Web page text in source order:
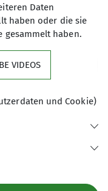
Daten
haben oder die sie
gesammelt haben.
VIDEOS
und Cookie)